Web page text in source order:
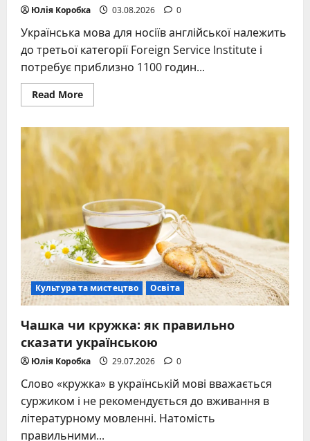
Юлія Коробка 03.08.2026 0
Українська мова для носіїв англійської належить
до третьої категорії Foreign Service Institute і
потребує приблизно 1100 годин...
Read MoreRead
more
якому
місці
українська
складності
серед
мов
світу
Культура та мистецтво Освіта
Чашка чи кружка: як правильно
сказати українською
Юлія Коробка 29.07.2026 0
Слово «кружка» в українській мові вважається
суржиком і не рекомендується до вживання в
літературному мовленні. Натомість
правильними...